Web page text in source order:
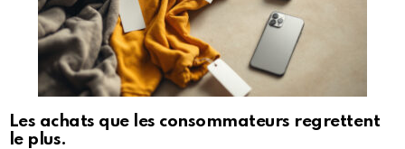
Les achats que les consommateurs regrettent
le plus.